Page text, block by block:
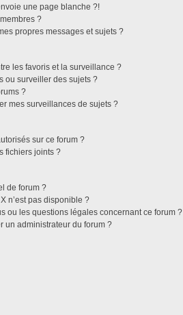
une page blanche ?!
?
propres messages et sujets ?
les favoris et la surveillance ?
ou surveiller des sujets ?
?
mes surveillances de sujets ?
sur ce forum ?
fichiers joints ?
de forum ?
n’est pas disponible ?
ou les questions légales concernant ce forum ?
un administrateur du forum ?